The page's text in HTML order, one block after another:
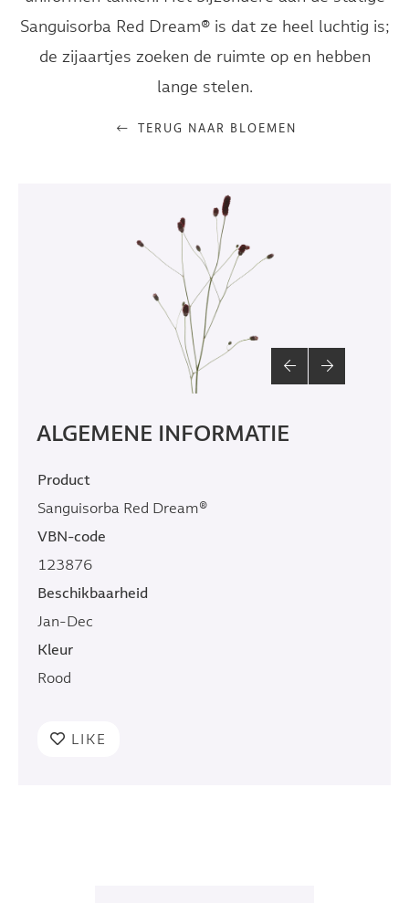
Sanguisorba Red Dream® is dat ze heel luchtig is;
de zijaartjes zoeken de ruimte op en hebben
lange stelen.
TERUG NAAR BLOEMEN
ALGEMENE INFORMATIE
Product
Sanguisorba Red Dream®
VBN-code
123876
Beschikbaarheid
Jan-Dec
Kleur
Rood
LIKE